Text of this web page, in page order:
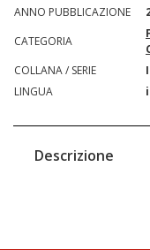
ANNO PUBBLICAZIONE
CATEGORIA
COLLANA / SERIE
LINGUA
Descrizione